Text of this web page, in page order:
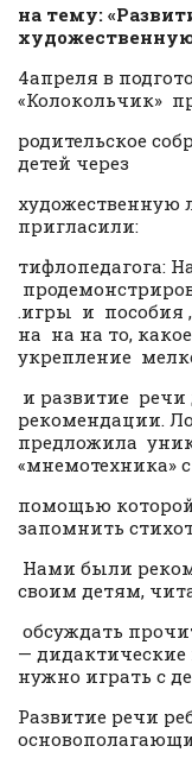
на тему:
4апреля в
«Колокольчик»
родительское
детей через
художественную
пригласили:
тифлопедагога:
.игры и пособия
на на на то,
укрепление
и развитие речи
рекомендации.
предложила
«мнемотехника» с
помощью
запомнить
Нами были
своим детям,
обсуждать
—
нужно играть с
Развитие речи